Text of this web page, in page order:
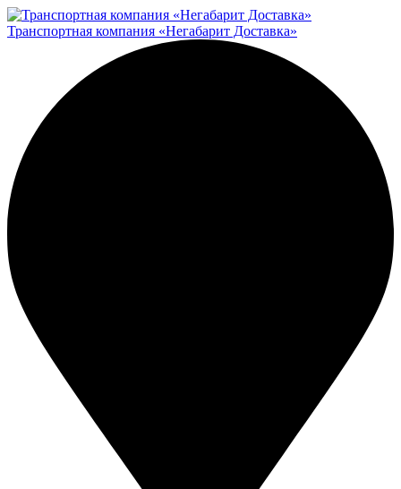
Транспортная компания «Негабарит Доставка»